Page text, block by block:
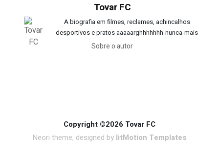
Tovar FC
A biografia em filmes, reclames, achincalhos
desportivos e pratos aaaaarghhhhhhh-nunca-mais
Sobre o autor
Copyright ©2026 Tovar FC
Neori theme, designed by litMotion Templates